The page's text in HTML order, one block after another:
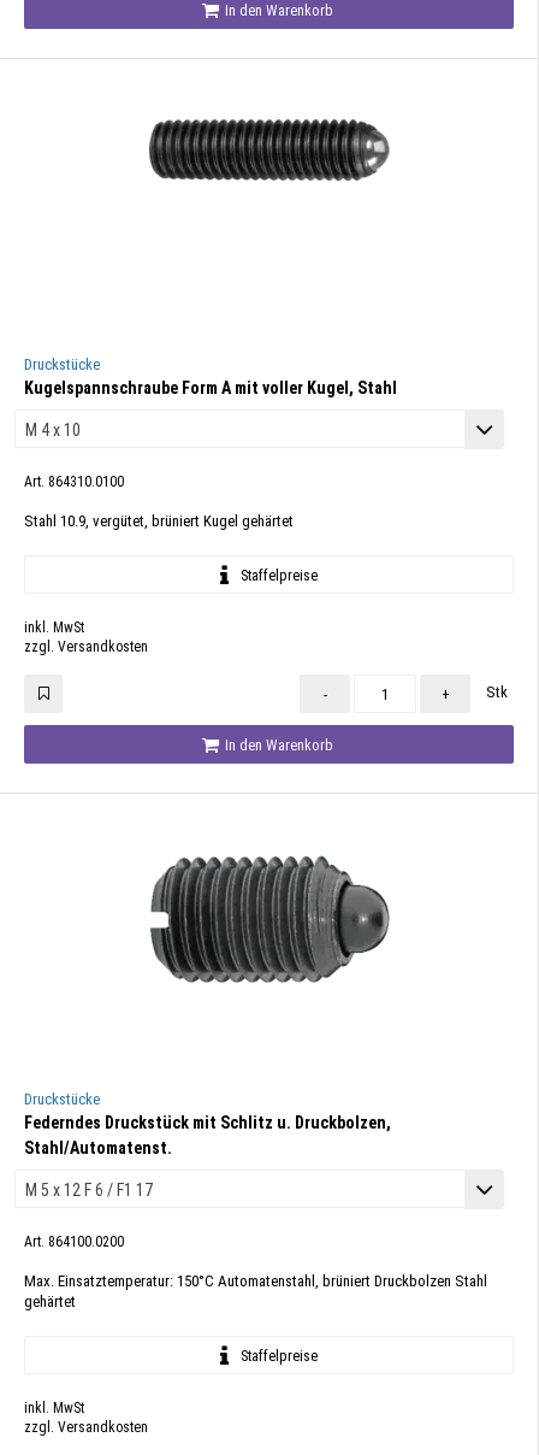
In den Warenkorb
Druckstücke
Kugelspannschraube Form A mit voller Kugel, Stahl
Art. 864310.0100
Stahl 10.9, vergütet, brüniert Kugel gehärtet
Staffelpreise
inkl. MwSt
zzgl. Versandkosten
- + Stk
In den Warenkorb
Druckstücke
Federndes Druckstück mit Schlitz u. Druckbolzen,
Stahl/Automatenst.
Art. 864100.0200
Max. Einsatztemperatur: 150°C Automatenstahl, brüniert Druckbolzen Stahl
gehärtet
Staffelpreise
inkl. MwSt
zzgl. Versandkosten